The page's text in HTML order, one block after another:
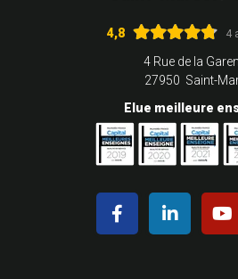
4,8 4
4 Rue de la
27950 Saint-
Elue meilleure